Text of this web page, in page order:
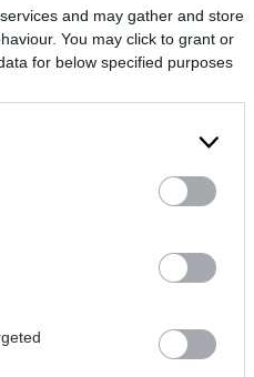
and may gather and store
You may click to grant or
for below specified purposes
13:13